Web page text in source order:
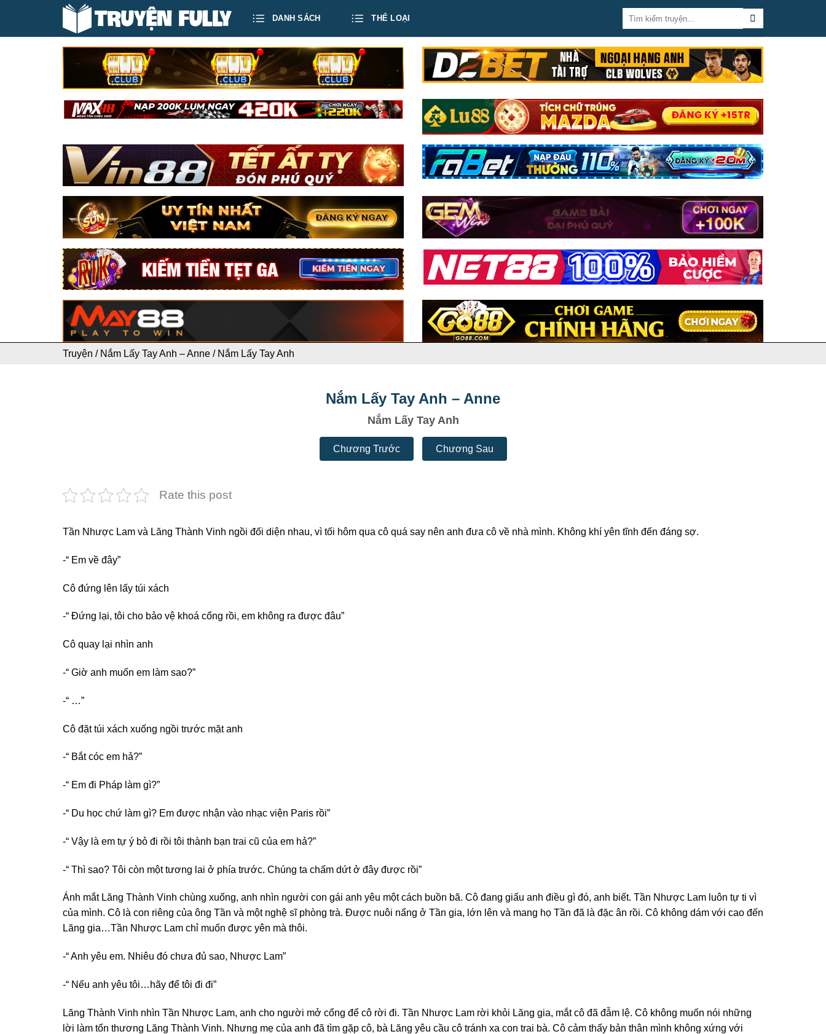
DANH SÁCH THỂ LOẠI
Truyện / Nắm Lấy Tay Anh – Anne / Nắm Lấy Tay Anh
Nắm Lấy Tay Anh – Anne
Nắm Lấy Tay Anh
Chương Trước Chương Sau
Rate this post
Tần Nhược Lam và Lăng Thành Vinh ngồi đối diện nhau, vì tối hôm qua cô quá say nên anh đưa cô về nhà mình. Không khí yên tĩnh đến đáng sợ.
-“ Em về đây”
Cô đứng lên lấy túi xách
-“ Đứng lại, tôi cho bảo vệ khoá cổng rồi, em không ra được đâu”
Cô quay lại nhìn anh
-“ Giờ anh muốn em làm sao?”
-“ …”
Cô đặt túi xách xuống ngồi trước mặt anh
-“ Bắt cóc em hả?”
-“ Em đi Pháp làm gì?”
-“ Du học chứ làm gì? Em được nhận vào nhạc viện Paris rồi”
-“ Vậy là em tự ý bỏ đi rồi tôi thành bạn trai cũ của em hả?”
-“ Thì sao? Tôi còn một tương lai ở phía trước. Chúng ta chấm dứt ở đây được rồi”
Ánh mắt Lăng Thành Vinh chùng xuống, anh nhìn người con gái anh yêu một cách buồn bã. Cô đang giấu anh điều gì đó, anh biết. Tần Nhược Lam luôn tự ti vì
của mình. Cô là con riêng của ông Tần và một nghệ sĩ phòng trà. Được nuôi nấng ở Tần gia, lớn lên và mang họ Tần đã là đặc ân rồi. Cô không dám với cao đến
Lăng gia…Tần Nhược Lam chỉ muốn được yên mà thôi.
-“ Anh yêu em. Nhiêu đó chưa đủ sao, Nhược Lam”
-“ Nếu anh yêu tôi…hãy để tôi đi đi”
Lăng Thành Vinh nhìn Tần Nhược Lam, anh cho người mở cổng để cô rời đi. Tần Nhược Lam rời khỏi Lăng gia, mắt cô đã đẫm lệ. Cô không muốn nói những
lời làm tổn thương Lăng Thành Vinh. Nhưng mẹ của anh đã tìm gặp cô, bà Lăng yêu cầu cô tránh xa con trai bà. Cô cảm thấy bản thân mình không xứng với